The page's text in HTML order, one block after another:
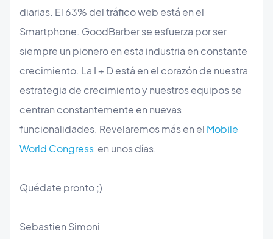
diarias. El 63% del tráfico web está en el
Smartphone. GoodBarber se esfuerza por ser
siempre un pionero en esta industria en constante
crecimiento. La I + D está en el corazón de nuestra
estrategia de crecimiento y nuestros equipos se
centran constantemente en nuevas
funcionalidades. Revelaremos más en el Mobile
World Congress en unos días.
Quédate pronto ;)
Sebastien Simoni